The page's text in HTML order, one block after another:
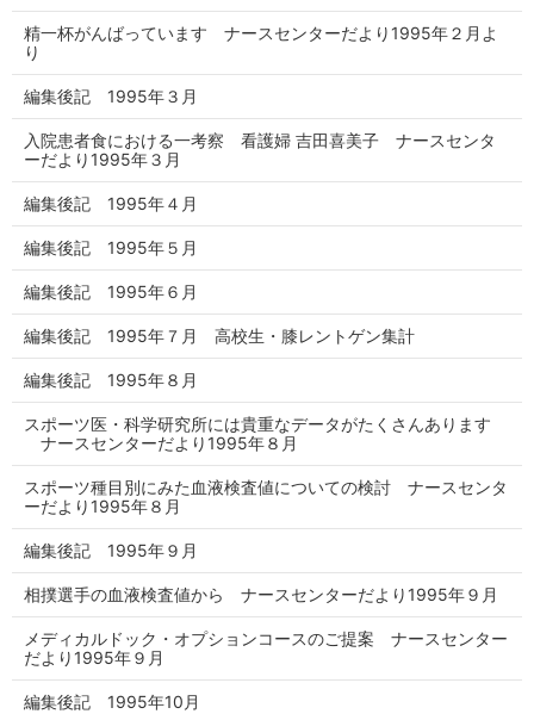
精一杯がんばっています ナースセンターだより1995年２月よ
り
編集後記 1995年３月
入院患者食における一考察 看護婦 吉田喜美子 ナースセンタ
ーだより1995年３月
編集後記 1995年４月
編集後記 1995年５月
編集後記 1995年６月
編集後記 1995年７月 高校生・膝レントゲン集計
編集後記 1995年８月
スポーツ医・科学研究所には貴重なデータがたくさんあります
ナースセンターだより1995年８月
スポーツ種目別にみた血液検査値についての検討 ナースセンタ
ーだより1995年８月
編集後記 1995年９月
相撲選手の血液検査値から ナースセンターだより1995年９月
メディカルドック・オプションコースのご提案 ナースセンター
だより1995年９月
編集後記 1995年10月